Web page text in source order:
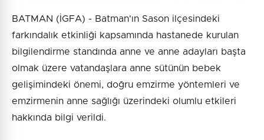
BATMAN (İGFA) - Batman'ın Sason ilçesindeki
farkındalık etkinliği kapsamında hastanede kurulan
bilgilendirme standında anne ve anne adayları başta
olmak üzere vatandaşlara anne sütünün bebek
gelişimindeki önemi, doğru emzirme yöntemleri ve
emzirmenin anne sağlığı üzerindeki olumlu etkileri
hakkında bilgi verildi.